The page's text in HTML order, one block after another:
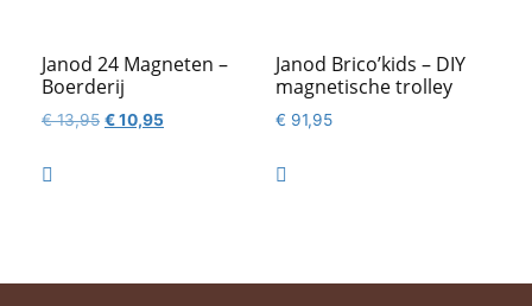
Janod 24 Magneten –
Boerderij
€13,95 Oorspronkelijke
€10,95Huidige

Janod Brico’kids – DIY
magnetische trolley
€ 91,95
